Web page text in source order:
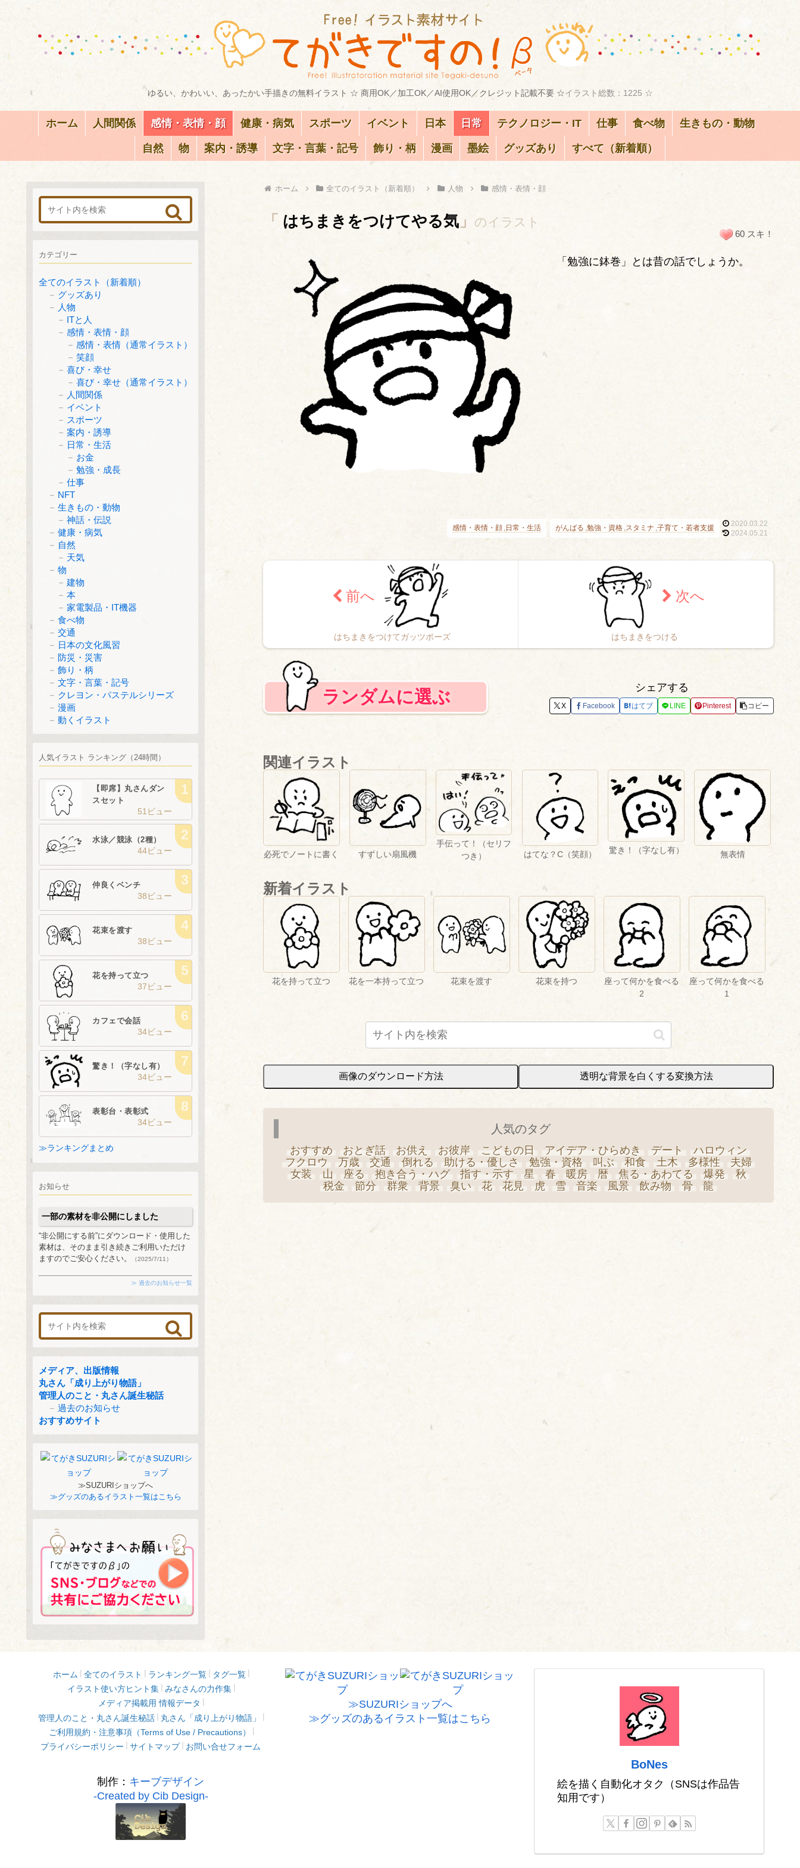
ゆるい、かわいい、あったかい手描きの無料イラスト ☆ 商用OK／加工OK／AI使用OK／クレジット記載不要 ☆イラスト総数：1225 ☆
ホーム 人間関係 感情・表情・顔 健康・病気 スポーツ イベント 日本 日常 テクノロジー・IT 仕事 食べ物 生きもの・動物
自然 物 案内・誘導 文字・言葉・記号 飾り・柄 漫画 墨絵 グッズあり すべて（新着順）
ホーム 全てのイラスト（新着順） 人物 感情・表情・顔
「 はちまきをつけてやる気 」 のイラスト
「勉強に鉢巻」とは昔の話でしょうか。
感情・表情・顔 日常・生活 がんばる 勉強・資格 スタミナ 子育て・若者支援
2020.03.22
2024.05.21
60 スキ！
はちまきをつけてガッツポーズ はちまきをつける
ランダムに選ぶ シェアする
X Facebook はてブ LINE Pinterest コピー
関連イラスト
必死でノートに書く すずしい扇風機
手伝って！（セリフ
つき）
はてな？C（笑顔） 驚き！（字なし有） 無表情
新着イラスト
花を持って立つ 花を一本持って立つ 花束を渡す 花束を持つ
座って何かを食べる
2
座って何かを食べる
1
画像のダウンロード方法 透明な背景を白くする変換方法
人気のタグ
おすすめ おとぎ話 お供え お彼岸 こどもの日 アイデア・ひらめき デート
ハロウィン
フクロウ
万歳 交通 倒れる 助ける・優しさ 勉強・資格 叫ぶ 和食 土木 多様性
夫婦
女装
山 座る 抱き合う・ハグ 指す・示す 星 春 暖房 暦 焦る・あわてる 爆発
秋
税金
節分 群衆 背景 臭い 花 花見 虎 雪 音楽 風景 飲み物 骨 龍
カテゴリー
全てのイラスト（新着順）
グッズあり
人物
ITと人
感情・表情・顔
感情・表情（通常イラスト）
笑顔
喜び・幸せ
喜び・幸せ（通常イラスト）
人間関係
イベント
スポーツ
案内・誘導
日常・生活
お金
勉強・成長
仕事
NFT
生きもの・動物
神話・伝説
健康・病気
自然
天気
物
建物
本
家電製品・IT機器
食べ物
交通
日本の文化風習
防災・災害
飾り・柄
文字・言葉・記号
クレヨン・パステルシリーズ
漫画
動くイラスト
人気イラスト ランキング（24時間）
【即席】丸さんダン
スセット
51ビュー
水泳／競泳（2種）
44ビュー
仲良くベンチ
38ビュー
花束を渡す
38ビュー
花を持って立つ
37ビュー
カフェで会話
34ビュー
驚き！（字なし有）
34ビュー
表彰台・表彰式
34ビュー
≫ランキングまとめ
お知らせ
一部の素材を非公開にしました
“非公開にする前”にダウンロード・使用した
素材は、そのまま引き続きご利用いただけ
ますのでご安心ください。
（2025/7/11）
≫ 過去のお知らせ一覧
メディア、出版情報
丸さん「成り上がり物語」
管理人のこと・丸さん誕生秘話
過去のお知らせ
おすすめサイト
≫SUZURIショップへ
≫グッズのあるイラスト一覧はこちら
ホーム 全てのイラスト ランキング一覧
タグ一覧
イラスト使い方ヒント集
みなさんの力作集
メディア掲載用 情報データ
管理人のこと・丸さん誕生秘話
丸さん「成り上がり物語」
ご利用規約・注意事項（Terms of Use / Precautions）
プライバシーポリシー
サイトマップ お問い合せフォーム
制作： キーブデザイン
-Created by Cib Design-
≫SUZURIショップへ
≫グッズのあるイラスト一覧はこちら
BoNes
絵を描く自動化オタク（SNSは作品告
知用です）